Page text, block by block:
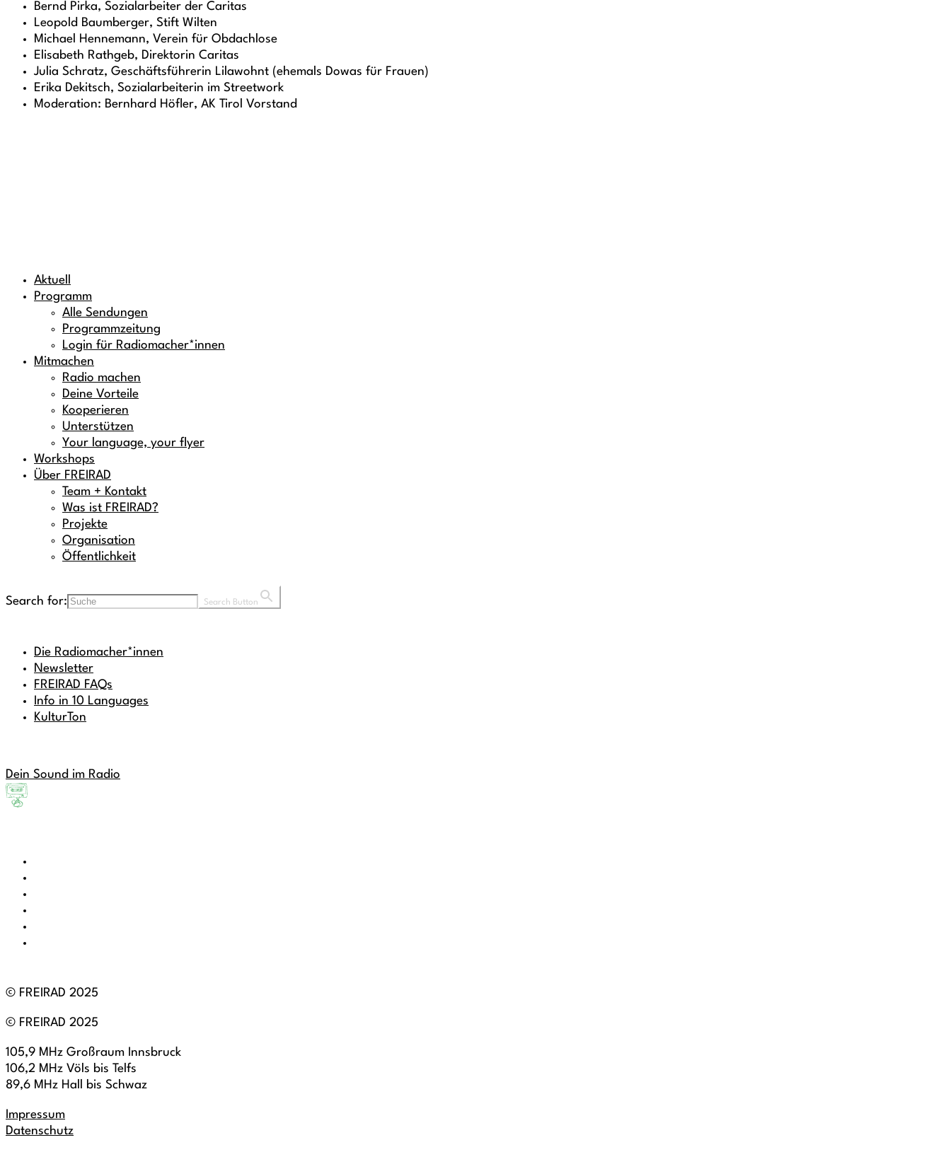
Bernd Pirka, Sozialarbeiter der Caritas
Leopold Baumberger, Stift Wilten
Michael Hennemann, Verein für Obdachlose
Elisabeth Rathgeb, Direktorin Caritas
Julia Schratz, Geschäftsführerin Lilawohnt (ehemals Dowas für Frauen)
Erika Dekitsch, Sozialarbeiterin im Streetwork
Moderation: Bernhard Höfler, AK Tirol Vorstand
Aktuell
Programm
Alle Sendungen
Programmzeitung
Login für Radiomacher*innen
Mitmachen
Radio machen
Deine Vorteile
Kooperieren
Unterstützen
Your language, your flyer
Workshops
Über FREIRAD
Team + Kontakt
Was ist FREIRAD?
Projekte
Organisation
Öffentlichkeit
Search for: Search Button
Die Radiomacher*innen
Newsletter
FREIRAD FAQs
Info in 10 Languages
KulturTon
Dein Sound im Radio
© FREIRAD 2025
© FREIRAD 2025
105,9 MHz Großraum Innsbruck
106,2 MHz Völs bis Telfs
89,6 MHz Hall bis Schwaz
Impressum
Datenschutz